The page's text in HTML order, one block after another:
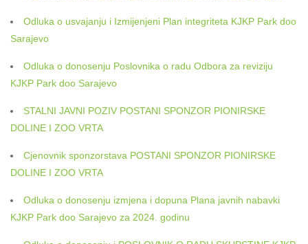
Odluka o usvajanju i Izmijenjeni Plan integriteta KJKP Park doo
Sarajevo
Odluka o donosenju Poslovnika o radu Odbora za reviziju
KJKP Park doo Sarajevo
STALNI JAVNI POZIV POSTANI SPONZOR PIONIRSKE
DOLINE I ZOO VRTA
Cjenovnik sponzorstava POSTANI SPONZOR PIONIRSKE
DOLINE I ZOO VRTA
Odluka o donosenju izmjena i dopuna Plana javnih nabavki
KJKP Park doo Sarajevo za 2024. godinu